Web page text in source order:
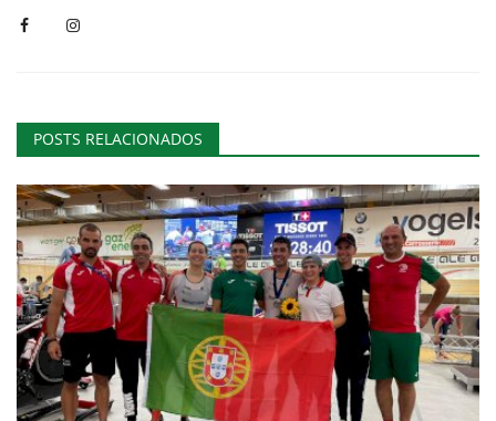
POSTS RELACIONADOS